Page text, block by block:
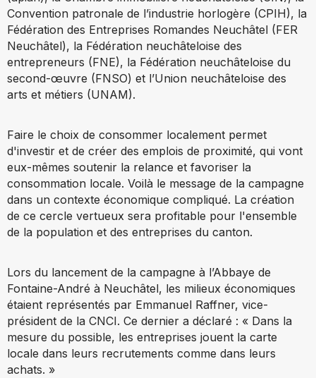
Convention patronale de l’industrie horlogère (CPIH), la
Fédération des Entreprises Romandes Neuchâtel (FER
Neuchâtel), la Fédération neuchâteloise des
entrepreneurs (FNE), la Fédération neuchâteloise du
second-œuvre (FNSO) et l’Union neuchâteloise des
arts et métiers (UNAM).
Faire le choix de consommer localement permet
d'investir et de créer des emplois de proximité, qui vont
eux-mêmes soutenir la relance et favoriser la
consommation locale. Voilà le message de la campagne
dans un contexte économique compliqué. La création
de ce cercle vertueux sera profitable pour l'ensemble
de la population et des entreprises du canton.
Lors du lancement de la campagne à l’Abbaye de
Fontaine-André à Neuchâtel, les milieux économiques
étaient représentés par Emmanuel Raffner, vice-
président de la CNCI. Ce dernier a déclaré : « Dans la
mesure du possible, les entreprises jouent la carte
locale dans leurs recrutements comme dans leurs
achats. »